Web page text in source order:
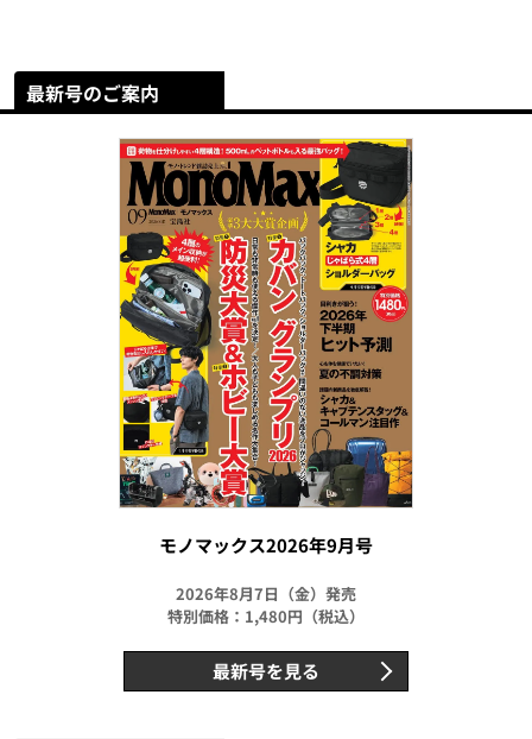
最新号のご案内
モノマックス2026年9月号
2026年8月7日（金）発売
特別価格：1,480円（税込）
最新号を見る